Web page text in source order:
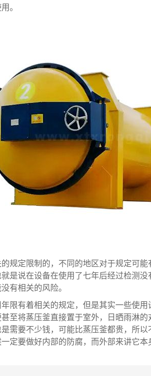
。
定限制的，不同的地区对于规定可能
是说在设备在使用了七年后经过检测
有相关的风险。
有着相关的规定，但是其实一些使用
至将蒸压釜直接置于室外，日晒雨淋
需要不少钱，可能比蒸压釜都贵，所
定要做好内部的防腐，而外部来讲它